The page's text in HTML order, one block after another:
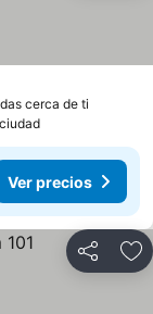
cerca de ti
Ver precios
Compartir